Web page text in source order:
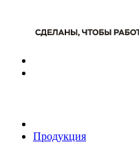
Продукция